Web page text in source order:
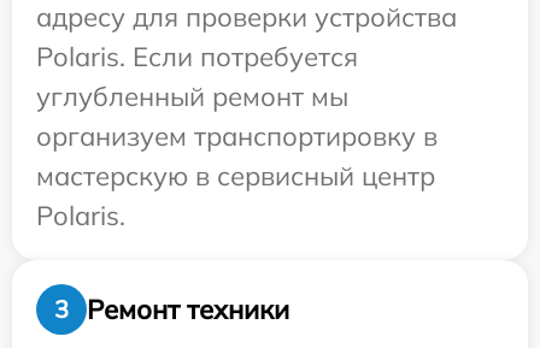
адресу для проверки устройства
Polaris. Если потребуется
углубленный ремонт мы
организуем транспортировку в
мастерскую в сервисный центр
Polaris.
3
Ремонт техники